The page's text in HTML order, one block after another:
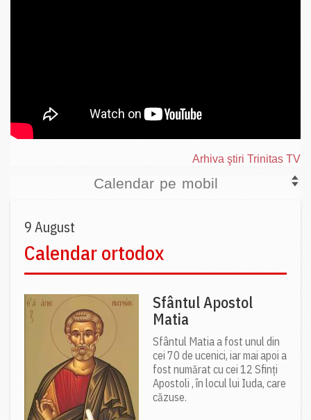
Arhiva ştiri Trinitas TV
Calendar pe mobil
9 August
Calendar ortodox
Sfântul Apostol
Matia
Sfântul Matia a fost unul din
cei 70 de ucenici, iar mai apoi a
fost numărat cu cei 12 Sfinți
Apostoli , în locul lui Iuda, care
căzuse.